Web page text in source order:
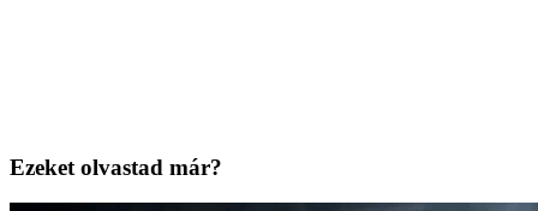
Ezeket olvastad már?